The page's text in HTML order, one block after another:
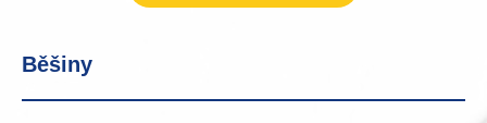
Běšiny